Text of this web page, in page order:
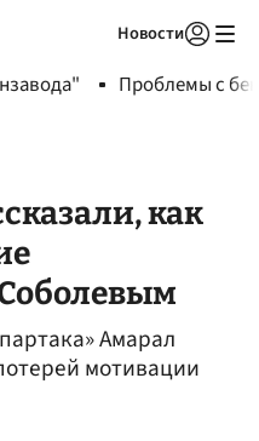
Новости
Проблемы с
как
Амарал
мотивации